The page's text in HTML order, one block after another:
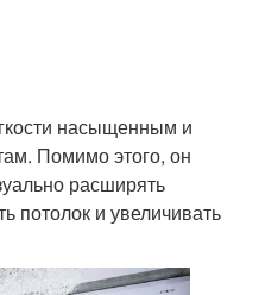
насыщенным и
Помимо этого, он
расширять
потолок и увеличивать